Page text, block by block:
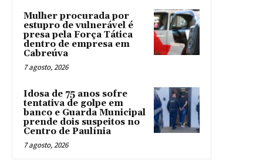
Mulher procurada por
estupro de vulnerável é
presa pela Força Tática
dentro de empresa em
Cabreúva
7 agosto, 2026
Idosa de 75 anos sofre
tentativa de golpe em
banco e Guarda Municipal
prende dois suspeitos no
Centro de Paulínia
7 agosto, 2026